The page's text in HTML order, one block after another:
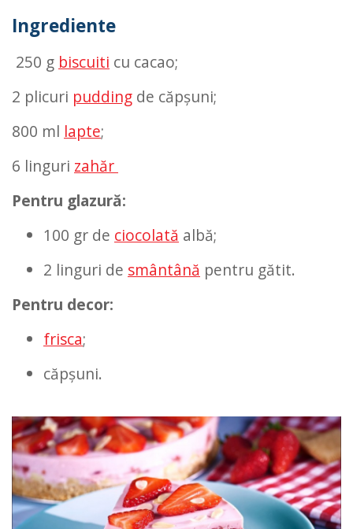
Ingrediente
250 g biscuiti cu cacao;
2 plicuri pudding de căpșuni;
800 ml lapte;
6 linguri zahăr
Pentru glazură:
100 gr de ciocolată albă;
2 linguri de smântână pentru gătit.
Pentru decor:
frisca;
căpșuni.